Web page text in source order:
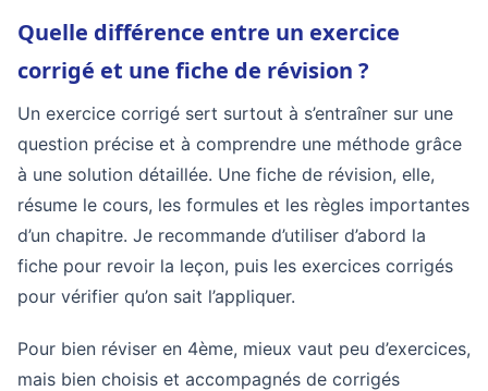
Quelle différence entre un exercice
corrigé et une fiche de révision ?
Un exercice corrigé sert surtout à s’entraîner sur une
question précise et à comprendre une méthode grâce
à une solution détaillée. Une fiche de révision, elle,
résume le cours, les formules et les règles importantes
d’un chapitre. Je recommande d’utiliser d’abord la
fiche pour revoir la leçon, puis les exercices corrigés
pour vérifier qu’on sait l’appliquer.
Pour bien réviser en 4ème, mieux vaut peu d’exercices,
mais bien choisis et accompagnés de corrigés